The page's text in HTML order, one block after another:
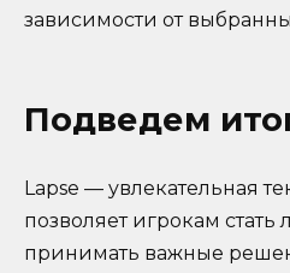
зависимости от
Подведем
Lapse — увлекательная
позволяет игрокам
принимать важные